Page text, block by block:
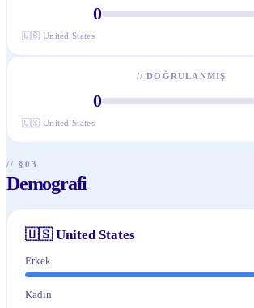
0
🇺🇸 United States
//DOĞRULANMIŞ
0
🇺🇸 United States
// §03
Demografi
🇺🇸 United States
Erkek
Kadın